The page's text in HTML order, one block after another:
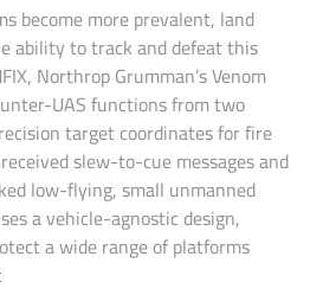
become more prevalent, land
ability to track and defeat this
Northrop Grumman’s Venom
UAS functions from two
target coordinates for fire
slew-to-cue messages and
low-flying, small unmanned
a vehicle-agnostic design,
a wide range of platforms